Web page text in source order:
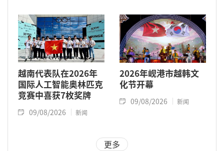
越南代表队在2026年
国际人工智能奥林匹克
竞赛中喜获7枚奖牌
09/08/2026 新闻
2026年岘港市越韩文
化节开幕
09/08/2026 新闻
更多